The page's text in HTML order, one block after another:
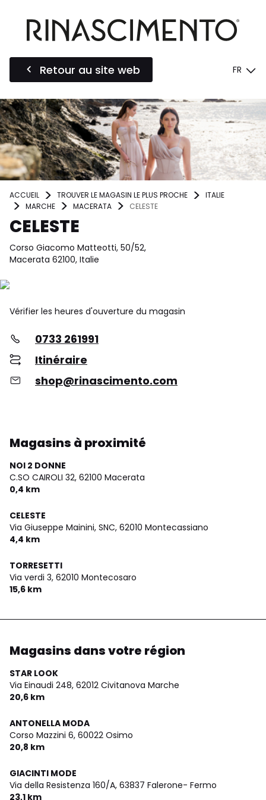
Retour au site web FR
ACCUEIL TROUVER LE MAGASIN LE PLUS PROCHE
ITALIE
MARCHE
MACERATA CELESTE
CELESTE
Corso Giacomo Matteotti, 50/52,
Macerata 62100, Italie
Vérifier les heures d'ouverture du magasin
0733 261991
Itinéraire
shop@rinascimento.com
Magasins à proximité
NOI 2 DONNE
C.SO CAIROLI 32, 62100 Macerata
0,4 km
CELESTE
Via Giuseppe Mainini, SNC, 62010 Montecassiano
4,4 km
TORRESETTI
Via verdi 3, 62010 Montecosaro
15,6 km
Magasins dans votre région
STAR LOOK
Via Einaudi 248, 62012 Civitanova Marche
20,6 km
ANTONELLA MODA
Corso Mazzini 6, 60022 Osimo
20,8 km
GIACINTI MODE
Via della Resistenza 160/A, 63837 Falerone- Fermo
23,1 km